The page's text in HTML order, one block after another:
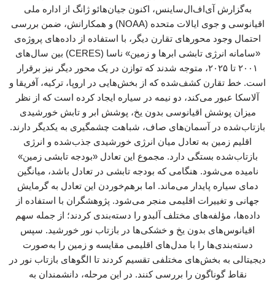
به‌گزارش آی‌اف‌ال‌ساینس، اکنون جیان‌هائو ژانگ از اداره ملی
اقیانوسی و جوی ایالات متحده (NOAA) و همکارانش، ضمن بررسی
احتمال وجود محورهای تقارن دیگر، با استفاده از داده‌های پروژه‌ی
«سامانه انرژی تابشی ابرها و زمین» ناسا (CERES) بین سال‌های
۲۰۰۱ تا ۲۰۲۵، متوجه شدند که توازن در یک محور دیگر نیز برقرار
است. خط تقارن کشف‌شده که از بخش‌هایی در اروپا، ترکیه، آفریقا و
آلاسکا عبور می‌کند، دو نیمه در سیاره ایجاد کرده است که از نظر
میزان پوشش اقیانوسی بدون یخ، پوشش ابر و تابش خورشیدی
بازتاب‌شده در آسمان‌های صاف، شباهت چشمگیری به یکدیگر دارند.
اقلیم زمین به تعادل میان انرژی خورشیدی جذب‌شده و انرژی
بازتاب‌شده بستگی دارد. مجموع این تعادل «بودجه تابشی زمین»
نامیده می‌شود. هنگامی که بودجه تابشی در تعادل باشد، میانگین
دمای سیاره پایدار می‌ماند. اما برهم‌خوردن این تعادل به گرمایش
جهانی و تغییرات اقلیمی منجر می‌شود. پژوهشگران با استفاده از
داده‌ها، مؤلفه‌های مختلف آلبدو را دسته‌بندی کردند؛ از جمله سهم
اقیانوس‌های بدون یخ و خشکی‌ها در بازتاب نور خورشید. سپس
دسته‌بندی‌ها را با مدل‌های اقلیمی مقایسه و زمین را به‌صورت
دیجیتالی به بخش‌های مختلفی تقسیم کردند تا الگوهای بازتاب نور در
نقاط گوناگون را بررسی کنند. در این مرحله، دانشمندان به